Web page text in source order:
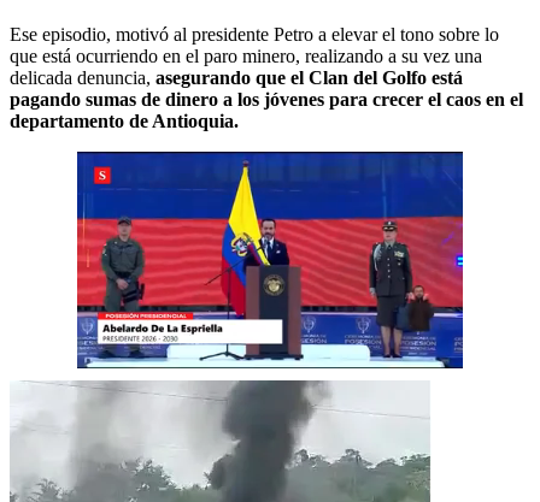
Ese episodio, motivó al presidente Petro a elevar el tono sobre lo
que está ocurriendo en el paro minero, realizando a su vez una
delicada denuncia, asegurando que el Clan del Golfo está
pagando sumas de dinero a los jóvenes para crecer el caos en el
departamento de Antioquia.